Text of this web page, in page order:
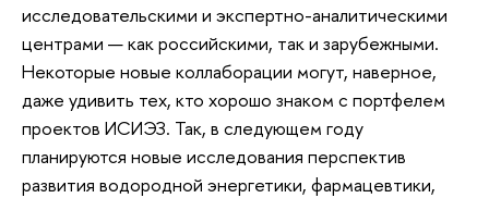
исследовательскими и экспертно-аналитическими
центрами — как российскими, так и зарубежными.
Некоторые новые коллаборации могут, наверное,
даже удивить тех, кто хорошо знаком с портфелем
проектов ИСИЭЗ. Так, в следующем году
планируются новые исследования перспектив
развития водородной энергетики, фармацевтики,